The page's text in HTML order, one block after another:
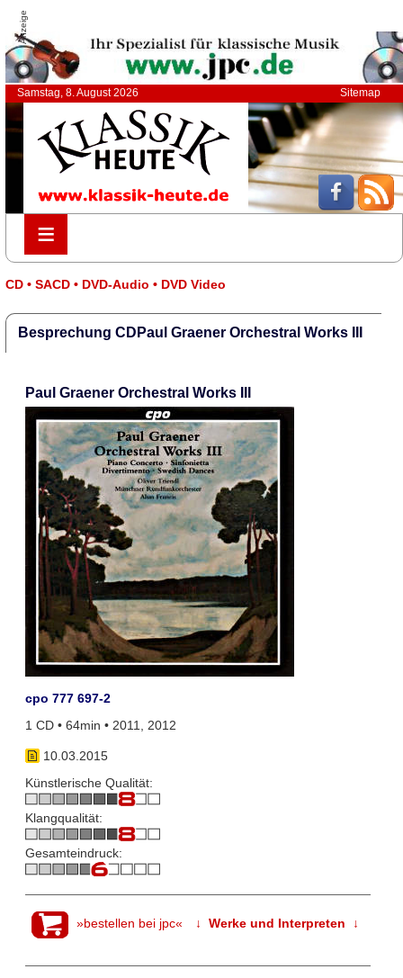
Anzeige
Samstag, 8. August 2026 Sitemap
≡
≡
CD • SACD • DVD-Audio • DVD Video
Besprechung CDPaul Graener Orchestral Works III
Paul Graener Orchestral Works III
cpo 777 697-2
1 CD • 64min • 2011, 2012
10.03.2015
Künstlerische Qualität:
Klangqualität:
Gesamteindruck:
»bestellen bei jpc« ↓ Werke und Interpreten ↓